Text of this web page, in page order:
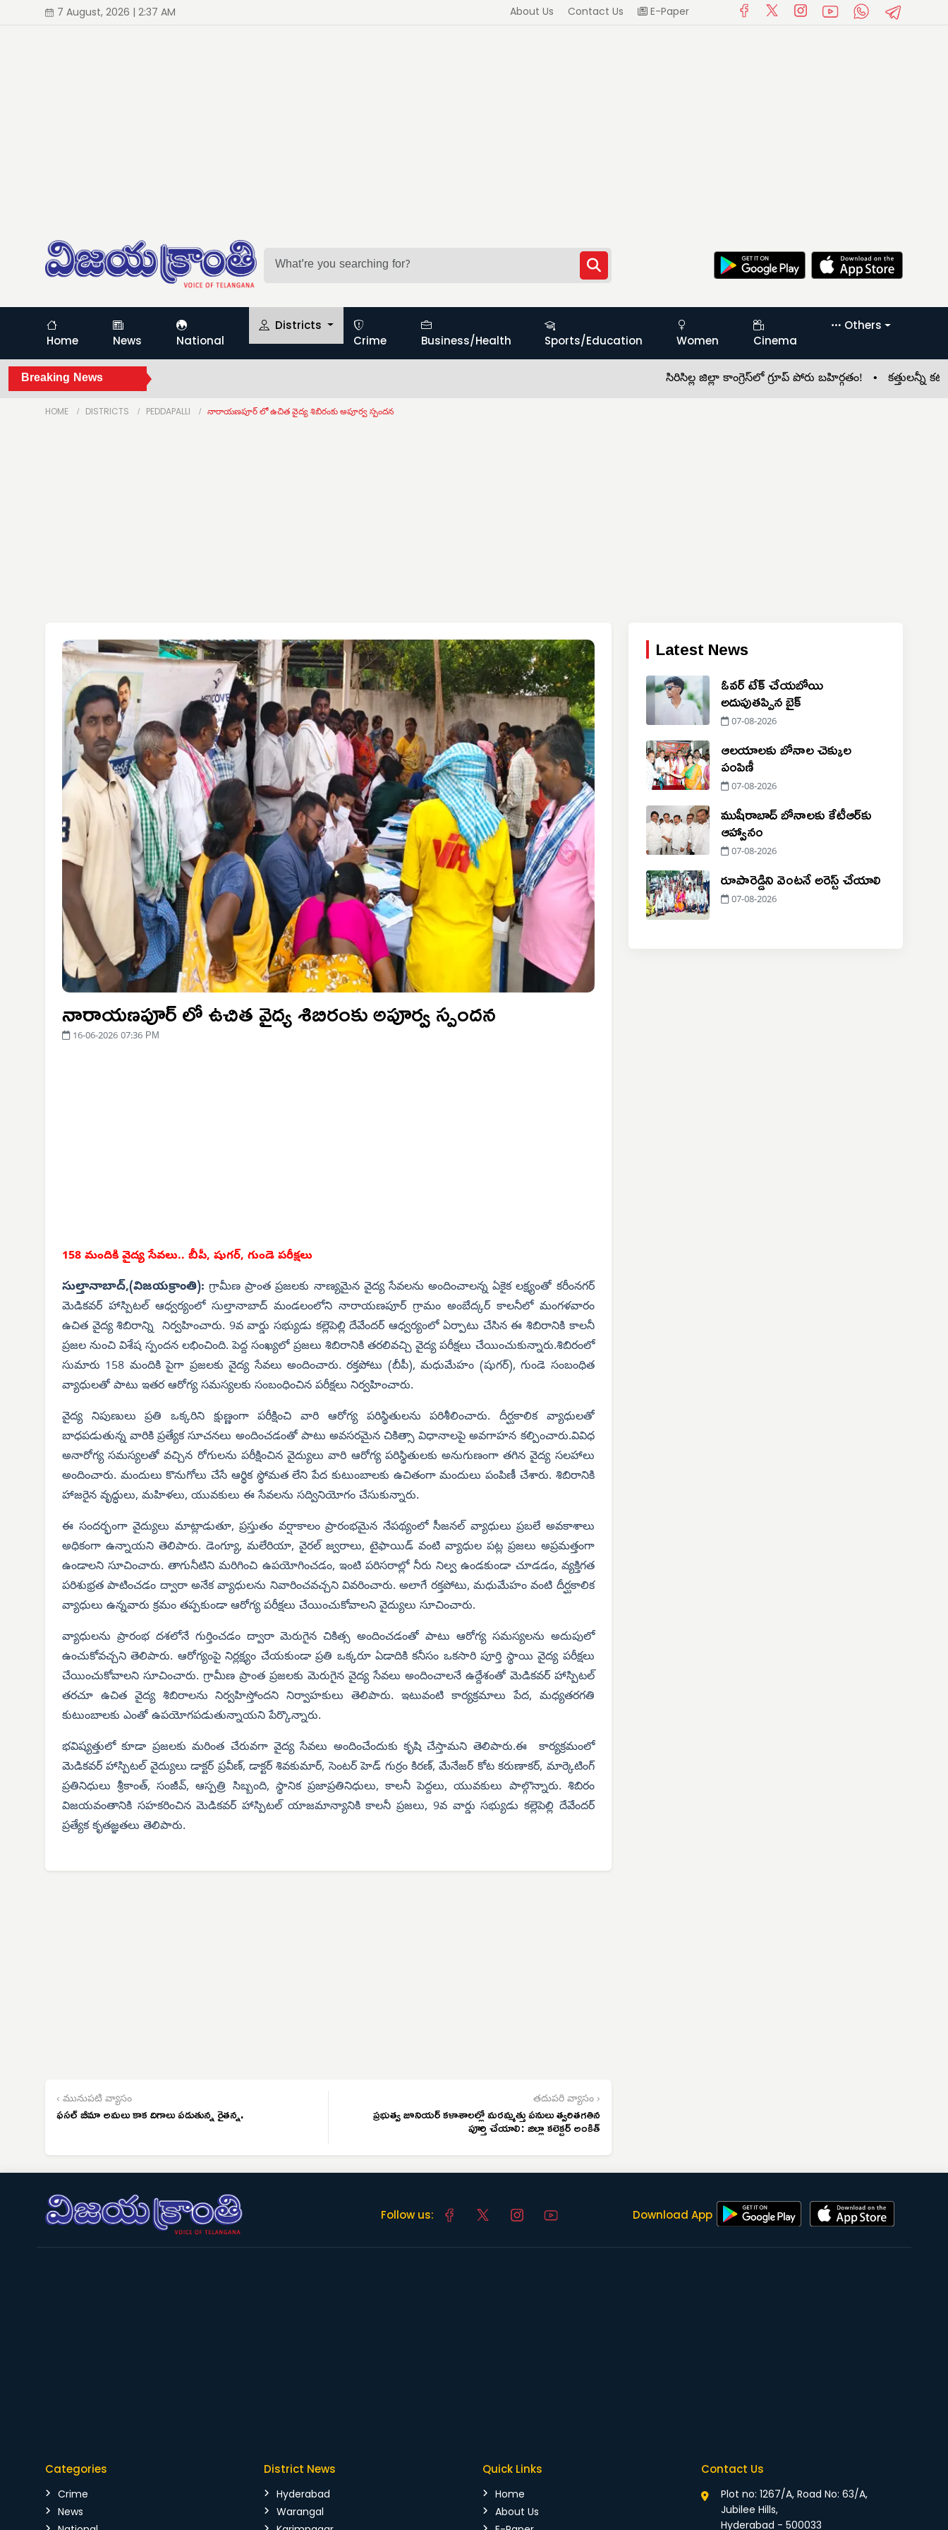
7 August, 2026 | 2:37 AM About Us Contact Us E-Paper
Home News National
Districts
Crime
Business/Health Sports/Education Women Cinema
Others
Breaking News సిరిసిల్ల జిల్లా కాంగ్రెస్‌లో గ్రూప్ పోరు బహిర్గతం! •కత్తులన్నీ
HOME DISTRICTS PEDDAPALLI నారాయణపూర్ లో ఉచిత వైద్య శిబిరంకు అపూర్వ స్పందన
నారాయణపూర్ లో ఉచిత వైద్య శిబిరంకు అపూర్వ స్పందన
16-06-2026 07:36 PM
158 మందికి వైద్య సేవలు.. బీపీ, షుగర్, గుండె పరీక్షలు
సుల్తానాబాద్,(విజయక్రాంతి): గ్రామీణ ప్రాంత ప్రజలకు నాణ్యమైన వైద్య సేవలను అందించాలన్న ఏకైక లక్ష్యంతో కరీంనగర్
మెడికవర్ హాస్పిటల్ ఆధ్వర్యంలో సుల్తానాబాద్ మండలంలోని నారాయణపూర్ గ్రామం అంబేద్కర్ కాలనీలో మంగళవారం
ఉచిత వైద్య శిబిరాన్ని నిర్వహించారు. 9వ వార్డు సభ్యుడు కల్లెపెల్లి దేవేందర్ ఆధ్వర్యంలో ఏర్పాటు చేసిన ఈ శిబిరానికి కాలనీ
ప్రజల నుంచి విశేష స్పందన లభించింది. పెద్ద సంఖ్యలో ప్రజలు శిబిరానికి తరలివచ్చి వైద్య పరీక్షలు చేయించుకున్నారు.శిబిరంలో
సుమారు 158 మందికి పైగా ప్రజలకు వైద్య సేవలు అందించారు. రక్తపోటు (బీపీ), మధుమేహం (షుగర్), గుండె సంబంధిత
వ్యాధులతో పాటు ఇతర ఆరోగ్య సమస్యలకు సంబంధించిన పరీక్షలు నిర్వహించారు.
వైద్య నిపుణులు ప్రతి ఒక్కరిని క్షుణ్ణంగా పరీక్షించి వారి ఆరోగ్య పరిస్థితులను పరిశీలించారు. దీర్ఘకాలిక వ్యాధులతో
బాధపడుతున్న వారికి ప్రత్యేక సూచనలు అందించడంతో పాటు అవసరమైన చికిత్సా విధానాలపై అవగాహన కల్పించారు.వివిధ
అనారోగ్య సమస్యలతో వచ్చిన రోగులను పరీక్షించిన వైద్యులు వారి ఆరోగ్య పరిస్థితులకు అనుగుణంగా తగిన వైద్య సలహాలు
అందించారు. మందులు కొనుగోలు చేసే ఆర్థిక స్థోమత లేని పేద కుటుంబాలకు ఉచితంగా మందులు పంపిణీ చేశారు. శిబిరానికి
హాజరైన వృద్ధులు, మహిళలు, యువకులు ఈ సేవలను సద్వినియోగం చేసుకున్నారు.
ఈ సందర్భంగా వైద్యులు మాట్లాడుతూ, ప్రస్తుతం వర్షాకాలం ప్రారంభమైన నేపథ్యంలో సీజనల్ వ్యాధులు ప్రబలే అవకాశాలు
అధికంగా ఉన్నాయని తెలిపారు. డెంగ్యూ, మలేరియా, వైరల్ జ్వరాలు, టైఫాయిడ్ వంటి వ్యాధుల పట్ల ప్రజలు అప్రమత్తంగా
ఉండాలని సూచించారు. తాగునీటిని మరిగించి ఉపయోగించడం, ఇంటి పరిసరాల్లో నీరు నిల్వ ఉండకుండా చూడడం, వ్యక్తిగత
పరిశుభ్రత పాటించడం ద్వారా అనేక వ్యాధులను నివారించవచ్చని వివరించారు.అలాగే రక్తపోటు, మధుమేహం వంటి దీర్ఘకాలిక
వ్యాధులు ఉన్నవారు క్రమం తప్పకుండా ఆరోగ్య పరీక్షలు చేయించుకోవాలని వైద్యులు సూచించారు.
వ్యాధులను ప్రారంభ దశలోనే గుర్తించడం ద్వారా మెరుగైన చికిత్స అందించడంతో పాటు ఆరోగ్య సమస్యలను అదుపులో
ఉంచుకోవచ్చని తెలిపారు. ఆరోగ్యంపై నిర్లక్ష్యం చేయకుండా ప్రతి ఒక్కరూ ఏడాదికి కనీసం ఒకసారి పూర్తి స్థాయి వైద్య పరీక్షలు
చేయించుకోవాలని సూచించారు. గ్రామీణ ప్రాంత ప్రజలకు మెరుగైన వైద్య సేవలు అందించాలనే ఉద్దేశంతో మెడికవర్ హాస్పిటల్
తరచూ ఉచిత వైద్య శిబిరాలను నిర్వహిస్తోందని నిర్వాహకులు తెలిపారు. ఇటువంటి కార్యక్రమాలు పేద, మధ్యతరగతి
కుటుంబాలకు ఎంతో ఉపయోగపడుతున్నాయని పేర్కొన్నారు.
భవిష్యత్తులో కూడా ప్రజలకు మరింత చేరువగా వైద్య సేవలు అందించేందుకు కృషి చేస్తామని తెలిపారు.ఈ కార్యక్రమంలో
మెడికవర్ హాస్పిటల్ వైద్యులు డాక్టర్ ప్రవీణ్, డాక్టర్ శివకుమార్, సెంటర్ హెడ్ గుర్రం కిరణ్, మేనేజర్ కోట కరుణాకర్, మార్కెటింగ్
ప్రతినిధులు శ్రీకాంత్, సంజీవ్, ఆస్పత్రి సిబ్బంది, స్థానిక ప్రజాప్రతినిధులు, కాలనీ పెద్దలు, యువకులు పాల్గొన్నారు. శిబిరం
విజయవంతానికి సహకరించిన మెడికవర్ హాస్పిటల్ యాజమాన్యానికి కాలనీ ప్రజలు, 9వ వార్డు సభ్యుడు కల్లెపెల్లి దేవేందర్
ప్రత్యేక కృతజ్ఞతలు తెలిపారు.
‹ మునుపటి వ్యాసం
ఫసల్ బీమా అమలు కాక దిగాలు పడుతున్న రైతన్న.
తదుపరి వ్యాసం ›
ప్రభుత్వ జూనియర్ కళాశాలల్లో మరమ్మత్తు పనులు త్వరితగతిన
పూర్తి చేయాలి: జిల్లా కలెక్టర్ అంకిత్
Latest News
ఓవర్ టేక్ చేయబోయి
అదుపుతప్పిన బైక్
07-08-2026
ఆలయాలకు బోనాల చెక్కుల
పంపిణీ
07-08-2026
ముషీరాబాద్ బోనాలకు కేటీఆర్‌కు
ఆహ్వానం
07-08-2026
రూపారెడ్డిని వెంటనే అరెస్ట్ చేయాలి
07-08-2026
Follow us: Download App
Categories
Crime
News
District News
Hyderabad
Warangal
Quick Links
Home
About Us
Contact Us
Plot no: 1267/A, Road No: 63/A,
Jubilee Hills,
Hyderabad - 500033